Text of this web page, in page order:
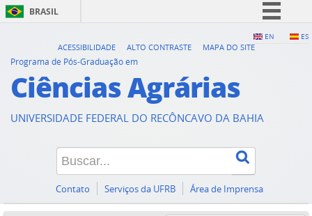
BRASIL
Participe
Acesso à informação
Legislação
Canais
EN ES
ACESSIBILIDADE ALTO CONTRASTE
MAPA DO SITE
Programa de Pós-Graduação em
Ciências Agrárias
UNIVERSIDADE FEDERAL DO RECÔNCAVO DA BAHIA
Contato Serviços da UFRB Área de Imprensa